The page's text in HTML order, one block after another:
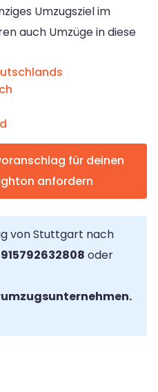
Umzugsziel im
auch Umzüge in diese
für deinen
anfordern
von Stuttgart nach
oder